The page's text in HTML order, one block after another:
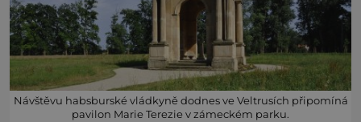
Návštěvu habsburské vládkyně dodnes ve Veltrusích připomíná
pavilon Marie Terezie v zámeckém parku.